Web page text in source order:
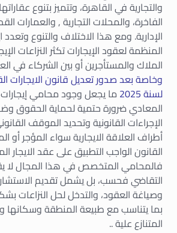
والتجارية في القاهرة، وتتميز بتنوع
الفاخرة، والمحلات التجارية , والعمارات
الإدارية. ومع هذا الاختلاف والتنوع وتعدد
المنظمة لعقود الإيجارات تكثر النزاعات
الملاك والمستأجرين أو بين الشركاء في
لسنة 2025
ما يجعل وجود محامي
المعادي ضرورة حتمية لحماية الحقوق
الإجراءات القانونية وتحديد الموقف
أطراف العلاقة الايجارية سواء المؤجر أو
القانون الواجب التطبيق على عقد الايجار
فالمحامي المتخصص في هذا المجال لا
التقاضي فحسب، بل يشمل تقديم
وصياغة العقود، والتدخل لحل النزاعات
بما يتناسب مع طبيعة المنطقة وسكانها
المتنازع علية ..